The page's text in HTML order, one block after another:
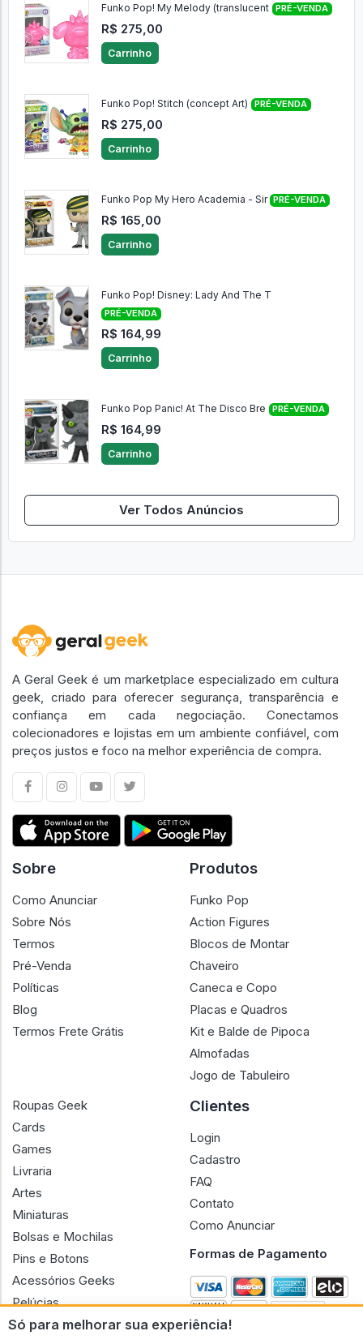
Funko Pop! My Melody (translucent PRÉ-VENDA
R$ 275,00
Carrinho
Funko Pop! Stitch (concept Art) PRÉ-VENDA
R$ 275,00
Carrinho
Funko Pop My Hero Academia - Sir PRÉ-VENDA
R$ 165,00
Carrinho
Funko Pop! Disney: Lady And The T
PRÉ-VENDA
R$ 164,99
Carrinho
Funko Pop Panic! At The Disco Bre PRÉ-VENDA
R$ 164,99
Carrinho
Ver Todos Anúncios
Só para melhorar sua experiência!
A Geral Geek é um marketplace especializado em cultura
geek, criado para oferecer segurança, transparência e
confiança em cada negociação. Conectamos
colecionadores e lojistas em um ambiente confiável, com
preços justos e foco na melhor experiência de compra.
Sobre
Como Anunciar
Sobre Nós
Termos
Pré-Venda
Políticas
Blog
Termos Frete Grátis
Produtos
Funko Pop
Action Figures
Blocos de Montar
Chaveiro
Caneca e Copo
Placas e Quadros
Kit e Balde de Pipoca
Almofadas
Jogo de Tabuleiro
Roupas Geek
Cards
Games
Livraria
Artes
Miniaturas
Bolsas e Mochilas
Pins e Botons
Acessórios Geeks
Pelúcias
Bonecas
Clientes
Login
Cadastro
FAQ
Contato
Como Anunciar
Formas de Pagamento